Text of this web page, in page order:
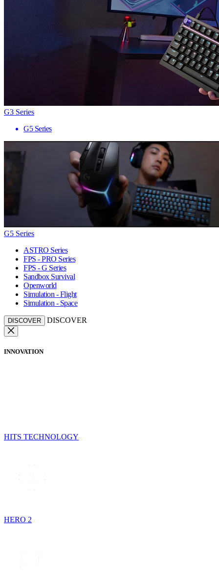
G3 Series
G5 Series
G5 Series
ASTRO Series
FPS - PRO Series
FPS - G Series
Sandbox Survival
Openworld
Simulation - Flight
Simulation - Space
DISCOVER DISCOVER
INNOVATION
HITS TECHNOLOGY
HERO 2